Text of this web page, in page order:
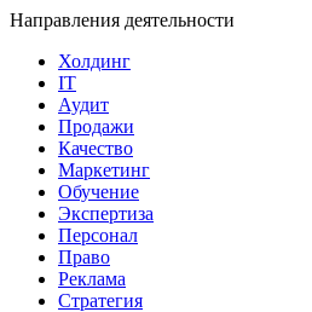
Направления деятельности
Холдинг
IT
Аудит
Продажи
Качество
Маркетинг
Обучение
Экспертиза
Персонал
Право
Реклама
Стратегия